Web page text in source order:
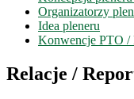
Organizatorzy
Idea pleneru
Konwencje PTO /
Relacje /